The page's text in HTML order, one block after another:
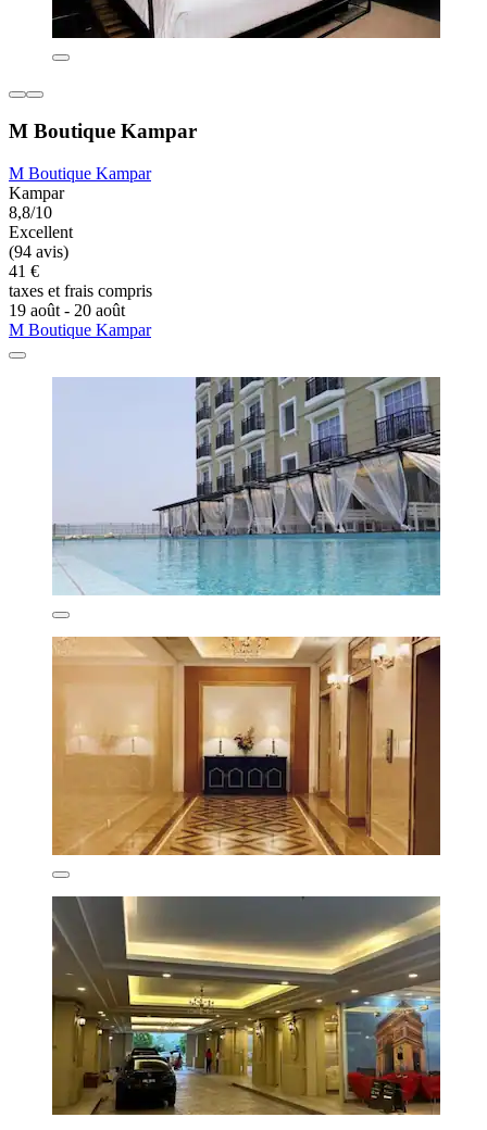
M Boutique Kampar
M Boutique Kampar
Kampar
8,8/10
Excellent
(94 avis)
41 €
taxes et frais compris
19 août - 20 août
M Boutique Kampar